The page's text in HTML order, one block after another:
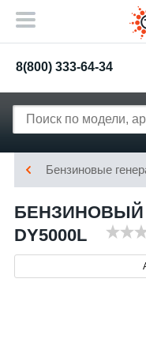
8(800) 333-64-34
Бензиновые
БЕНЗИНОВЫЙ
DY5000L